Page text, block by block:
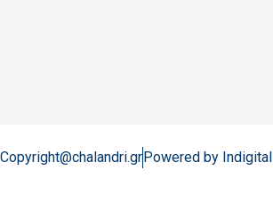
Copyright@chalandri.grPowered by Indigital